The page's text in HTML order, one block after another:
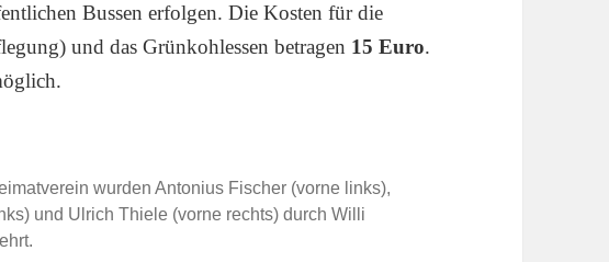
Bussen erfolgen. Die Kosten für die
und das Grünkohlessen betragen 15 Euro.
wurden Antonius Fischer (vorne links),
und Ulrich Thiele (vorne rechts) durch Willi